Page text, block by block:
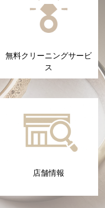
無料クリーニングサービ
ス
店舗情報